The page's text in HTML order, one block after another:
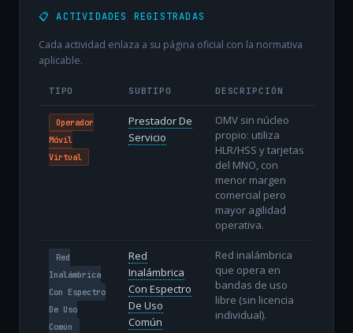
📋 ACTIVIDADES REGISTRADAS
Cada actividad enlaza a su página oficial con la normativa
aplicable.
TIPO SUBTIPO DESCRIPCIÓN
Operador
Móvil
Virtual
Prestador De
Servicio
OMV sin núcleo
propio: utiliza
HLR/HSS y tarjetas
del MNO, con
menor margen
comercial pero
mayor agilidad
operativa.
Red
Inalámbrica
Con Espectro
De Uso
Común
Red
Inalámbrica
Con Espectro
De Uso
Común
Red inalámbrica
que opera en
bandas de uso
libre (sin licencia
individual).